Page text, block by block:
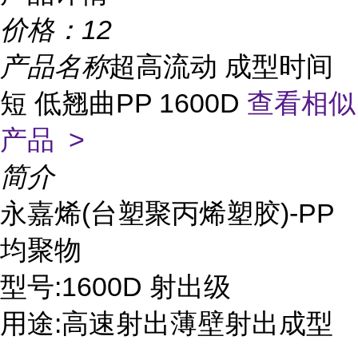
价格： 12
产品名称超高流动 成型时间
短 低翘曲PP 1600D 查看相似
产品 >
简介
永嘉烯(台塑聚丙烯塑胶)-PP
均聚物
型号:1600D 射出级
用途:高速射出薄壁射出成型